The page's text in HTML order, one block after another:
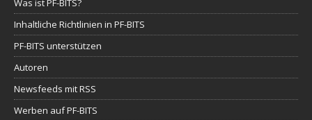
Was ist PF-BITS?
Inhaltliche Richtlinien in PF-BITS
PF-BITS unterstützen
Autoren
Newsfeeds mit RSS
Werben auf PF-BITS